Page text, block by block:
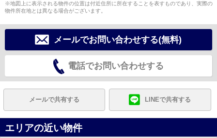
※地図上に表示される物件の位置は付近住所に所在することを表すものであり、実際の
物件所在地とは異なる場合がございます。
メールでお問い合わせする(無料)
電話でお問い合わせする
メールで共有する LINEで共有する
エリアの近い物件